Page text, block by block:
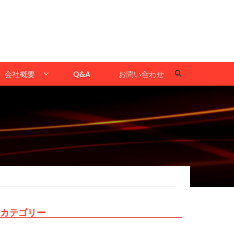
会社概要 Q&A お問い合わせ
カテゴリー